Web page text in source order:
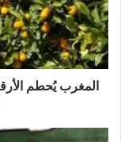
1200
طن
من
الليمون
إلى
طرد